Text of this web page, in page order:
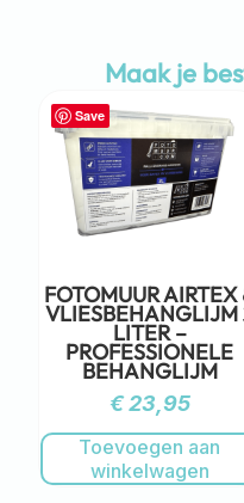
Maak je
Save
FOTOMUUR AIRTEX
VLIESBEHANGLIJM
LITER –
PROFESSIONELE
BEHANGLIJM
€23,95
Toevoegen aan
winkelwagen